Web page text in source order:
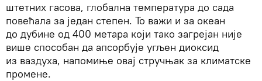
штетних гасова, глобална температура до сада
повећала за један степен. То важи и за океан
до дубине од 400 метара који тако загрејан није
више способан да апсорбује угљен диоксид
из ваздуха, напомиње овај стручњак за климатске
промене.